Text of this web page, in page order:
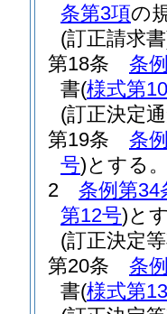
条第3項の
(訂正請求
第18条
条
書(様式第
(訂正決定
第19条
条
号)とする
2
条例第34
第12号)と
(訂正決定
第20条
条
書(様式第